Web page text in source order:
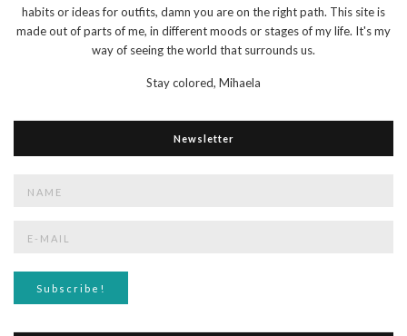
habits or ideas for outfits, damn you are on the right path. This site is
made out of parts of me, in different moods or stages of my life. It's my
way of seeing the world that surrounds us.
Stay colored, Mihaela
Newsletter